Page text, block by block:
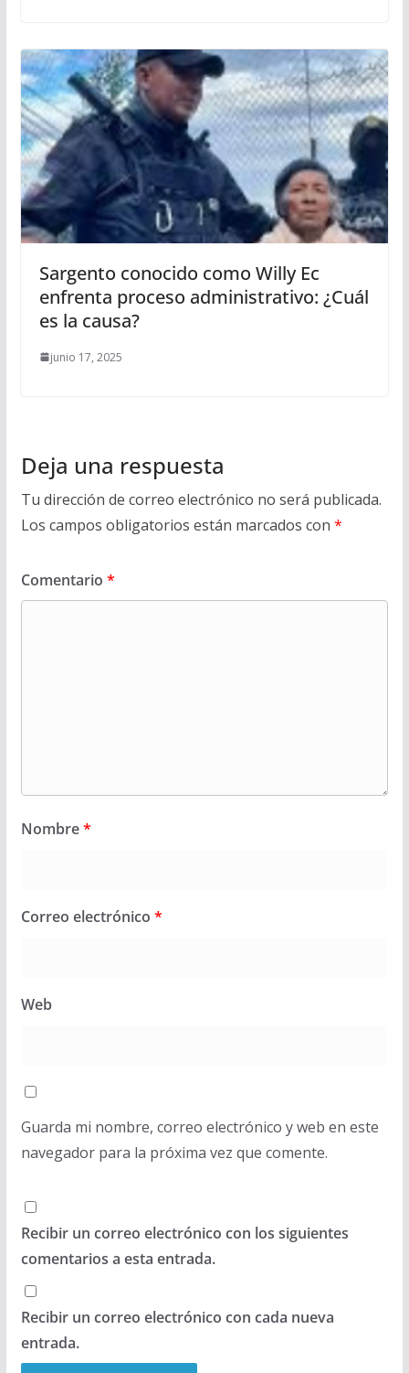
Sargento conocido como Willy Ec
enfrenta proceso administrativo: ¿Cuál
es la causa?
junio 17, 2025
Deja una respuesta
Tu dirección de correo electrónico no será publicada.
Los campos obligatorios están marcados con *
Comentario *
Nombre*
Correo electrónico *
Web
Guarda mi nombre, correo electrónico y web en este
navegador para la próxima vez que comente.
Recibir un correo electrónico con los siguientes
comentarios a esta entrada.
Recibir un correo electrónico con cada nueva
entrada.